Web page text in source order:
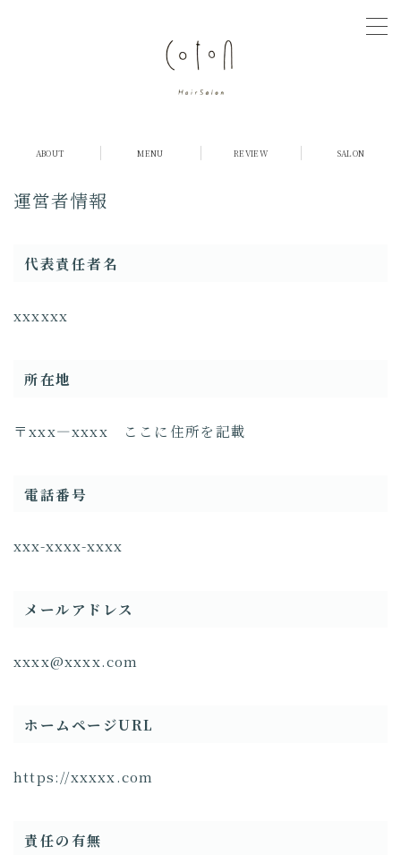
お客様の声
ご予約
採用情報
COTON Journal
ABOUT MENU REVIEW SALON
運営者情報
代表責任者名
xxxxxx
所在地
〒xxx―xxxx ここに住所を記載
電話番号
xxx-xxxx-xxxx
メールアドレス
xxxx@xxxx.com
ホームページURL
https://xxxxx.com
責任の有無